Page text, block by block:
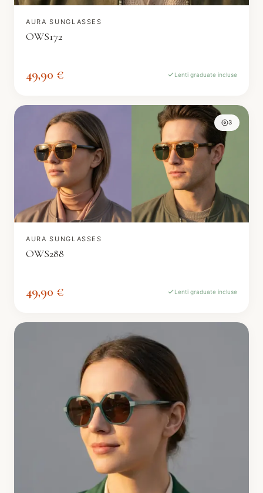
AURA SUNGLASSES
OWS172
49,90 € Lenti graduate incluse
3
AURA SUNGLASSES
OWS288
49,90 € Lenti graduate incluse